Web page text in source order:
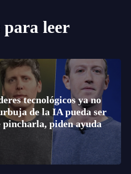
para leer
tecnológicos ya no
de la IA pueda ser
pincharla, piden ayuda